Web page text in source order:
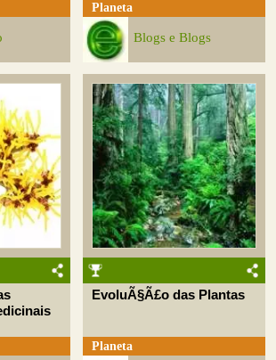
Planeta
Blogs e Blogs
EvoluÃ§Ã£o das Plantas
Planeta